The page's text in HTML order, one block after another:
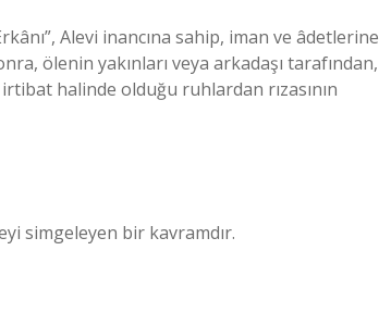
Alevi inancına sahip, iman ve âdetlerine
ölenin yakınları veya arkadaşı tarafından,
halinde olduğu ruhlardan rızasının
simgeleyen bir kavramdır.